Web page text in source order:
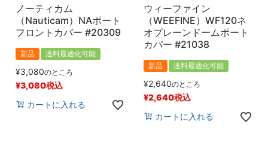
ノーティカム
（Nauticam）NAポート
フロントカバー #20309
新品 送料最適化可能
¥3,080のところ
¥3,080税込
カートに入れる
ウィーファイン
（WEEFINE）WF120ネ
オプレーンドームポート
カバー #21038
新品 送料最適化可能
¥2,640のところ
¥2,640税込
カートに入れる